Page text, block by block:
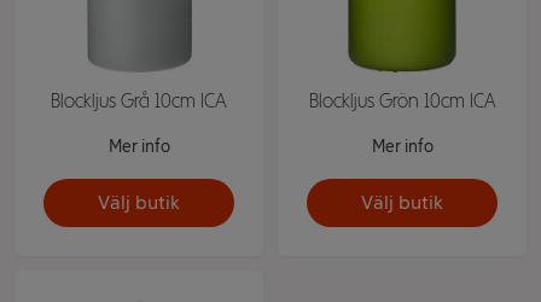
Blockljus Grå 10cm ICA
Mer info
Välj butik
Blockljus Grön 10cm ICA
Mer info
Välj butik